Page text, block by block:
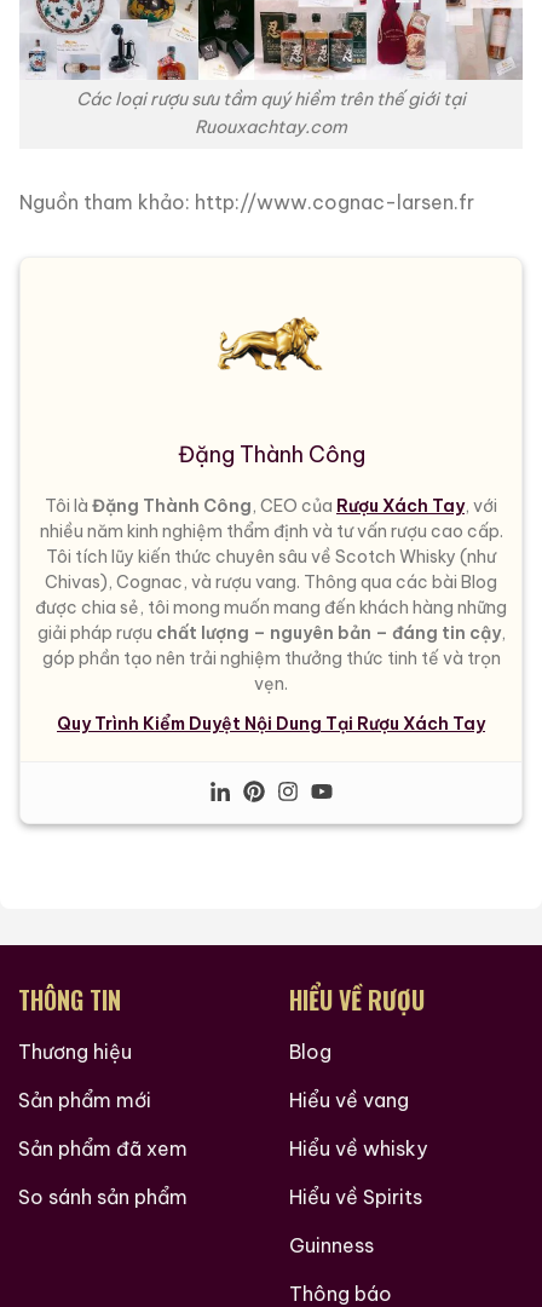
Các loại rượu sưu tầm quý hiềm trên thế giới tại
Ruouxachtay.com
Nguồn tham khảo: http://www.cognac-larsen.fr
Đặng Thành Công
Tôi là Đặng Thành Công, CEO của Rượu Xách Tay, với
nhiều năm kinh nghiệm thẩm định và tư vấn rượu cao cấp.
Tôi tích lũy kiến thức chuyên sâu về Scotch Whisky (như
Chivas), Cognac, và rượu vang. Thông qua các bài Blog
được chia sẻ, tôi mong muốn mang đến khách hàng những
giải pháp rượu chất lượng – nguyên bản – đáng tin cậy,
góp phần tạo nên trải nghiệm thưởng thức tinh tế và trọn
vẹn.
Quy Trình Kiểm Duyệt Nội Dung Tại Rượu Xách Tay
THÔNG TIN
Thương hiệu
Sản phẩm mới
Sản phẩm đã xem
So sánh sản phẩm
HIỂU VỀ RƯỢU
Blog
Hiểu về vang
Hiểu về whisky
Hiểu về Spirits
Guinness
Thông báo